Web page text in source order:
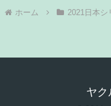
ホーム 2021日本シ
ヤク